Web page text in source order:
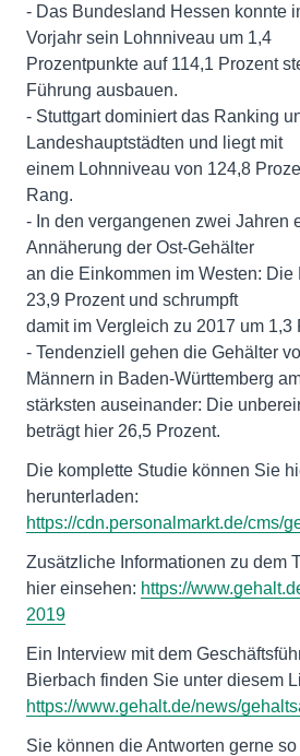
- Das Bundesland Hessen konnte
Vorjahr sein Lohnniveau um 1,4
Prozentpunkte auf 114,1 Prozent
Führung ausbauen.
- Stuttgart dominiert das Ranking
Landeshauptstädten und liegt mit
einem Lohnniveau von 124,8
Rang.
- In den vergangenen zwei Jahren
Annäherung der Ost-Gehälter
an die Einkommen im Westen: Die
23,9 Prozent und schrumpft
damit im Vergleich zu 2017 um 1,3
- Tendenziell gehen die Gehälter
Männern in Baden-Württemberg
stärksten auseinander: Die
beträgt hier 26,5 Prozent.
Die komplette Studie können Sie
herunterladen:
https://cdn.personalmarkt.de/cms/
Zusätzliche Informationen zu dem
hier einsehen: https://
2019
Ein Interview mit dem
Bierbach finden Sie unter diesem
https://www.gehalt.de/news/
Sie können die Antworten gerne